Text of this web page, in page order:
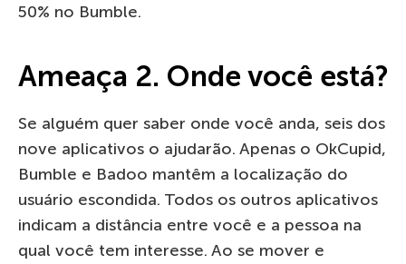
50% no Bumble.
Ameaça 2. Onde você está?
Se alguém quer saber onde você anda, seis dos
nove aplicativos o ajudarão. Apenas o OkCupid,
Bumble e Badoo mantêm a localização do
usuário escondida. Todos os outros aplicativos
indicam a distância entre você e a pessoa na
qual você tem interesse. Ao se mover e